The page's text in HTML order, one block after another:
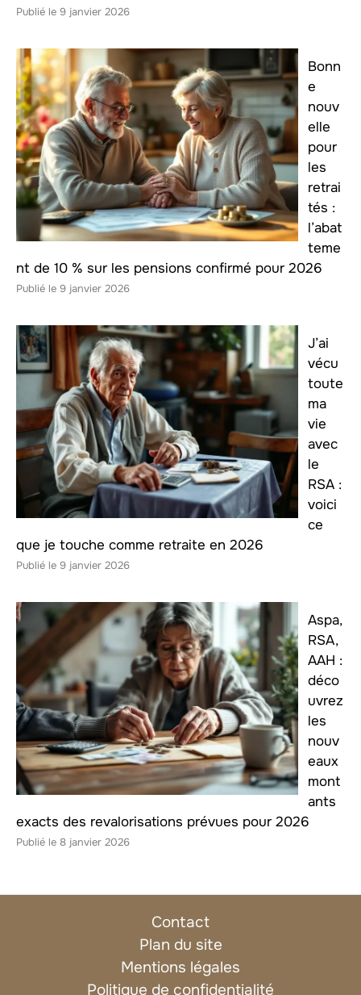
9 janvier 2026
Bonn
e
nouv
elle
pour
les
retrai
tés :
l’abat
teme
nt de 10 % sur les pensions confirmé pour 2026
9 janvier 2026
J’ai
vécu
toute
ma
vie
avec
le
RSA :
voici
ce
que je touche comme retraite en 2026
9 janvier 2026
Aspa,
RSA,
AAH :
déco
uvrez
les
nouv
eaux
mont
ants
exacts des revalorisations prévues pour 2026
8 janvier 2026
Contact
Plan du site
Mentions légales
Politique de confidentialité